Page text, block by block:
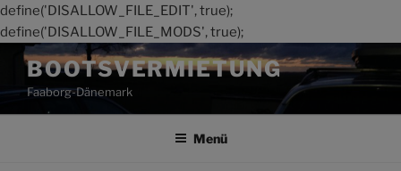
define('DISALLOW_FILE_EDIT', true);
define('DISALLOW_FILE_MODS', true);
Zum
Inhalt
springen
BOOTSVERMIETUNG
Faaborg-Dänemark
Menü